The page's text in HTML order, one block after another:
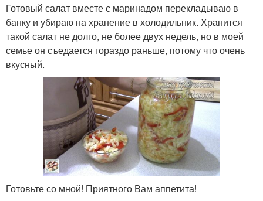
Готовый салат вместе с маринадом перекладываю в
банку и убираю на хранение в холодильник. Хранится
такой салат не долго, не более двух недель, но в моей
семье он съедается гораздо раньше, потому что очень
вкусный.
Готовьте со мной! Приятного Вам аппетита!